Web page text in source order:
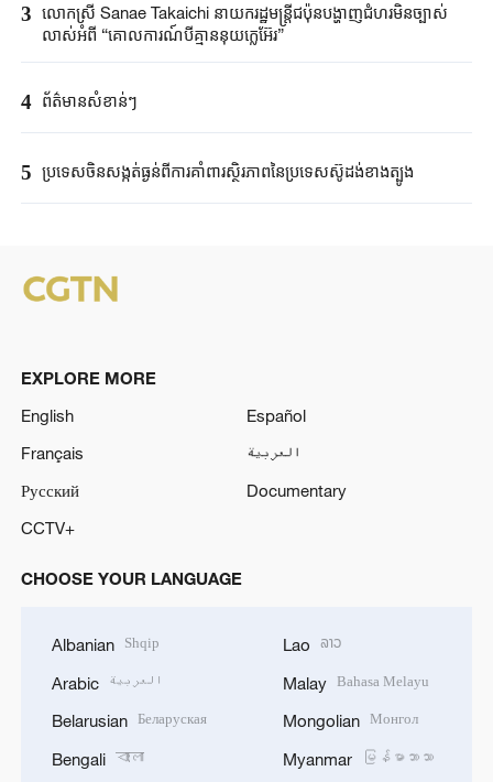
3 លោកស្រី Sanae ​Takaichi ​នាយករដ្ឋមន្ត្រី​ជប៉ុន​បង្ហាញជំហរមិន​ច្បាស់​
លាស់​អំពី ​“គោលការណ៍បី​គ្មាននុយក្លេអ៊ែរ​”​
4 ព័ត៌មានសំខាន់ៗ
5 ប្រទេសចិនសង្កត់ធ្ងន់ពីការគាំពារស្ថិរភាពនៃប្រទេសស៊ូដង់ខាងត្បូង
EXPLORE MORE
English
Español
Français
العربية
Русский
Documentary
CCTV+
CHOOSE YOUR LANGUAGE
Albanian Shqip
Arabic العربية
Belarusian Беларуская
Bengali বাংলা
Lao ລາວ
Malay Bahasa Melayu
Mongolian Монгол
Myanmar မြန်မာဘာသာ